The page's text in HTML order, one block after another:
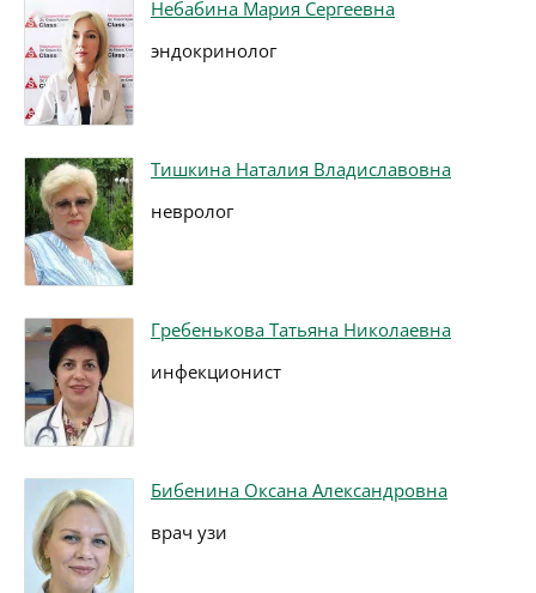
Небабина Мария Сергеевна
эндокринолог
Тишкина Наталия Владиславовна
невролог
Гребенькова Татьяна Николаевна
инфекционист
Бибенина Оксана Александровна
врач узи